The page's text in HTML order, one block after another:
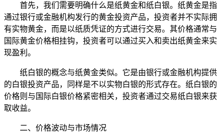
首先，我们需要明确什么是纸黄金和纸白银。纸黄金是指
通过银行或金融机构发行的黄金投资产品，投资者并不实际拥
有实物黄金，而是以纸质凭证的方式进行交易。其价格通常与
国际黄金价格相挂钩，投资者可以通过买入和卖出纸黄金来实
现盈利。
纸白银的概念与纸黄金类似。它是由银行或金融机构提供
的白银投资产品，同样是不以实物白银的形式存在。纸白银的
价格则与国际白银价格紧密相关，投资者通过交易纸白银来获
取收益。
二、价格波动与市场情况